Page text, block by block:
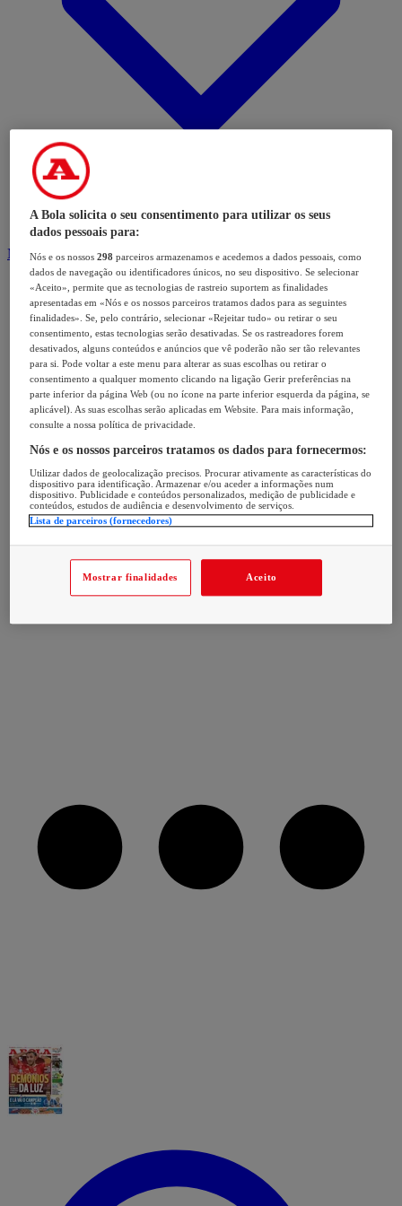
Modalidades
A Bola solicita o seu consentimento para utilizar os seus
dados pessoais para:
Nós e os nossos298 parceiros armazenamos e acedemos a dados pessoais, como
dados de navegação ou identificadores únicos, no seu dispositivo. Se selecionar
«Aceito», permite que as tecnologias de rastreio suportem as finalidades
apresentadas em «Nós e os nossos parceiros tratamos dados para as seguintes
finalidades». Se, pelo contrário, selecionar «Rejeitar tudo» ou retirar o seu
consentimento, estas tecnologias serão desativadas. Se os rastreadores forem
desativados, alguns conteúdos e anúncios que vê poderão não ser tão relevantes
para si. Pode voltar a este menu para alterar as suas escolhas ou retirar o
consentimento a qualquer momento clicando na ligação Gerir preferências na
parte inferior da página Web (ou no ícone na parte inferior esquerda da página, se
aplicável). As suas escolhas serão aplicadas em Website. Para mais informação,
consulte a nossa política de privacidade.
Nós e os nossos parceiros tratamos os dados para fornecermos:
Utilizar dados de geolocalização precisos. Procurar ativamente as características do
dispositivo para identificação. Armazenar e/ou aceder a informações num
dispositivo. Publicidade e conteúdos personalizados, medição de publicidade e
conteúdos, estudos de audiência e desenvolvimento de serviços.
Lista de parceiros (fornecedores)
Mostrar finalidades Aceito